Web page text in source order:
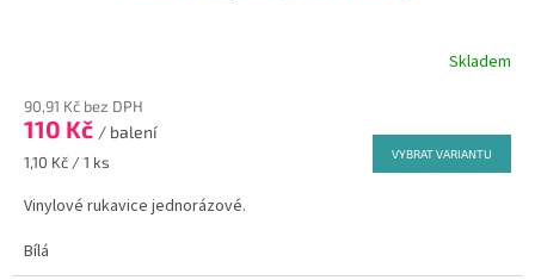
produktu
je
5,0
5
Skladem
90,91 Kč bez DPH
110 Kč / balení
Měrná
1,10 Kč / 1 ks VYBRAT VARIANTU
Vinylové rukavice jednorázové.
Bílá